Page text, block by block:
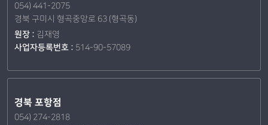
054) 441-2075
경북 구미시 형곡중앙로 63 (형곡동)
원장 : 김재영
사업자등록번호 : 514-90-57089
경북 포항점
054) 274-2818